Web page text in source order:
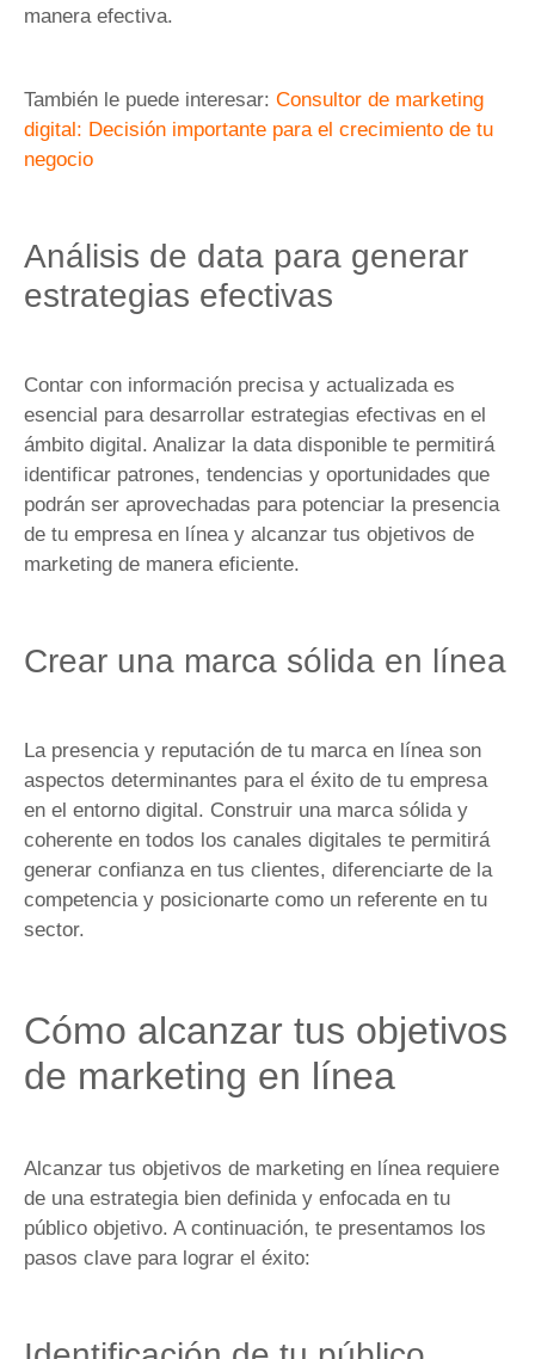
manera efectiva.
También le puede interesar: Consultor de marketing
digital: Decisión importante para el crecimiento de tu
negocio
Análisis de data para generar
estrategias efectivas
Contar con información precisa y actualizada es
esencial para desarrollar estrategias efectivas en el
ámbito digital. Analizar la data disponible te permitirá
identificar patrones, tendencias y oportunidades que
podrán ser aprovechadas para potenciar la presencia
de tu empresa en línea y alcanzar tus objetivos de
marketing de manera eficiente.
Crear una marca sólida en línea
La presencia y reputación de tu marca en línea son
aspectos determinantes para el éxito de tu empresa
en el entorno digital. Construir una marca sólida y
coherente en todos los canales digitales te permitirá
generar confianza en tus clientes, diferenciarte de la
competencia y posicionarte como un referente en tu
sector.
Cómo alcanzar tus objetivos
de marketing en línea
Alcanzar tus objetivos de marketing en línea requiere
de una estrategia bien definida y enfocada en tu
público objetivo. A continuación, te presentamos los
pasos clave para lograr el éxito: